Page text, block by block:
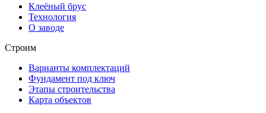
Клеёный брус
Технология
О заводе
Строим
Варианты комплектаций
Фундамент под ключ
Этапы строительства
Карта объектов